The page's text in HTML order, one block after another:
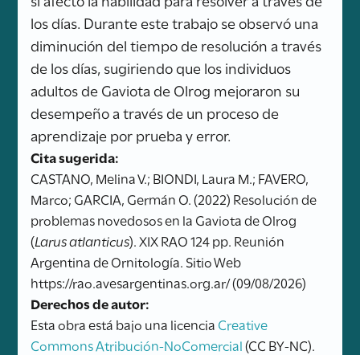
los días. Durante este trabajo se observó una
diminución del tiempo de resolución a través
de los días, sugiriendo que los individuos
adultos de Gaviota de Olrog mejoraron su
desempeño a través de un proceso de
aprendizaje por prueba y error.
Cita sugerida:
CASTANO, Melina V.; BIONDI, Laura M.; FAVERO,
Marco; GARCIA, Germán O. (2022) Resolución de
problemas novedosos en la Gaviota de Olrog
(Larus atlanticus). XIX RAO 124 pp. Reunión
Argentina de Ornitología. Sitio Web
https://rao.avesargentinas.org.ar/ (09/08/2026)
Derechos de autor:
Esta obra está bajo una licencia Creative
Commons Atribución-NoComercial(CC BY-NC).